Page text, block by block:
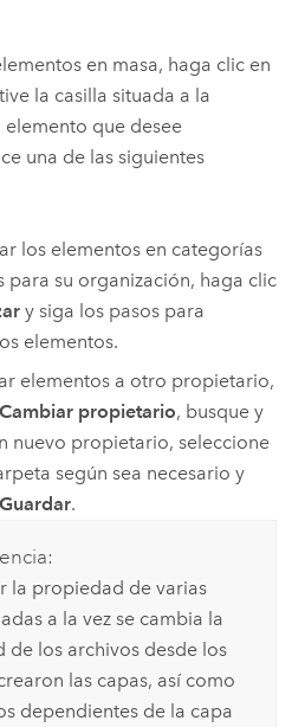
en masa, haga clic en
la casilla situada a la
que desee
una de las siguientes
los elementos en categorías
para su organización, haga clic
y siga los pasos para
los elementos.
elementos a otro propietario,
Cambiar propietario, busque y
nuevo propietario, seleccione
según sea necesario y
Guardar.
la propiedad de varias
a la vez se cambia la
de los archivos desde los
las capas, así como
dependientes de la capa